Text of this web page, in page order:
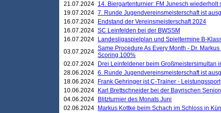
21.07.2024 14. Biergartenturnier: FM Junesch wiederholt
19.07.2024 7. Runde Jugendvereinsmeisterschaft ist
16.07.2024
Endstand der Vereinsmeisterschaft 2024
16.07.2024 SC Leinfelden bei der BWSSM
16.07.2024
Landesligaspielplan und Spieltermine B-
03.07.2024 Same Procedure As Every Month - Dr.
Scoring 100%
02.07.2024
Drei Leinfeldener beim Großmeistersimultan
28.06.2024 6. Runde Jugendvereinsmeisterschaft ist
18.06.2024
Frank Gehringer ist C-Trainer - Leistungssport
10.06.2024
Karl Brettschneider bei der Bayrischen
04.06.2024
Blitzturnier des Monats Juni
02.06.2024
Markus Kottke beim Schach im Schloss in